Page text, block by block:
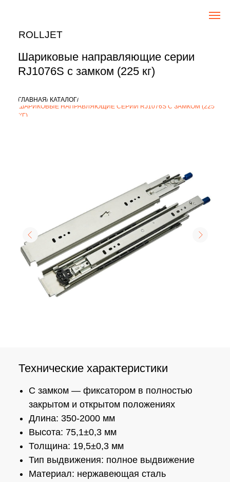
Шариковые направляющие серии
RJ1076S с замком (225 кг)
ROLLJET
ГЛАВНАЯ/ КАТАЛОГ/
ШАРИКОВЫЕ НАПРАВЛЯЮЩИЕ СЕРИИ RJ1076S С ЗАМКОМ (225
КГ)
Технические характеристики
С замком — фиксатором в полностью
закрытом и открытом положениях
Длина: 350-2000 мм
Высота: 75,1±0,3 мм
Толщина: 19,5±0,3 мм
Тип выдвижения: полное выдвижение
Материал: нержавеющая сталь